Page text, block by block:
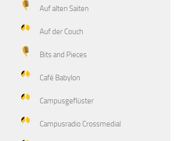
Auf alten Saiten
Auf der Couch
Bits and Pieces
Café Babylon
Campusgeflüster
Campusradio Crossmedial